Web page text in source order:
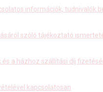
információk, tudnivalók
szóló tájékoztató
a házhoz szállítási díj
kapcsolatosan